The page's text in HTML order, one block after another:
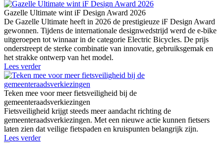
Gazelle Ultimate wint iF Design Award 2026
De Gazelle Ultimate heeft in 2026 de prestigieuze iF Design Award
gewonnen. Tijdens de internationale designwedstrijd werd de e-bike
uitgeroepen tot winnaar in de categorie Electric Bicycles. De prijs
onderstreept de sterke combinatie van innovatie, gebruiksgemak en
het strakke ontwerp van het model.
Lees verder
Teken mee voor meer fietsveiligheid bij de
gemeenteraadsverkiezingen
Fietsveiligheid krijgt steeds meer aandacht richting de
gemeenteraadsverkiezingen. Met een nieuwe actie kunnen fietsers
laten zien dat veilige fietspaden en kruispunten belangrijk zijn.
Lees verder